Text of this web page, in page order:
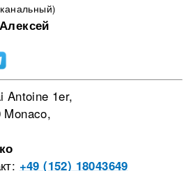
Алексей
Antoine 1er,
Monaco,
+49 (152) 18043649